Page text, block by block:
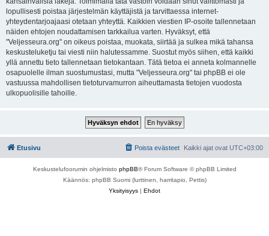
lopullisesti poistaa järjestelmän käyttäjistä ja tarvittaessa internet-
yhteydentarjoajaasi otetaan yhteyttä. Kaikkien viestien IP-osoite tallennetaan
näiden ehtojen noudattamisen tarkkailua varten. Hyväksyt, että
"Veljesseura.org" on oikeus poistaa, muokata, siirtää ja sulkea mikä tahansa
keskusteluketju tai viesti niin halutessamme. Suostut myös siihen, että kaikki
yllä annettu tieto tallennetaan tietokantaan. Tätä tietoa ei anneta kolmannelle
osapuolelle ilman suostumustasi, mutta "Veljesseura.org" tai phpBB ei ole
vastuussa mahdollisen tietoturvamurron aiheuttamasta tietojen vuodosta
ulkopuolisille tahoille.
Etusivu Kaikki ajat ovat UTC+03:00
Poista evästeet
Keskustelufoorumin ohjelmisto phpBB® Forum Software © phpBB Limited
Käännös: phpBB Suomi (lurttinen, harritapio, Pettis)
Yksityisyys | Ehdot